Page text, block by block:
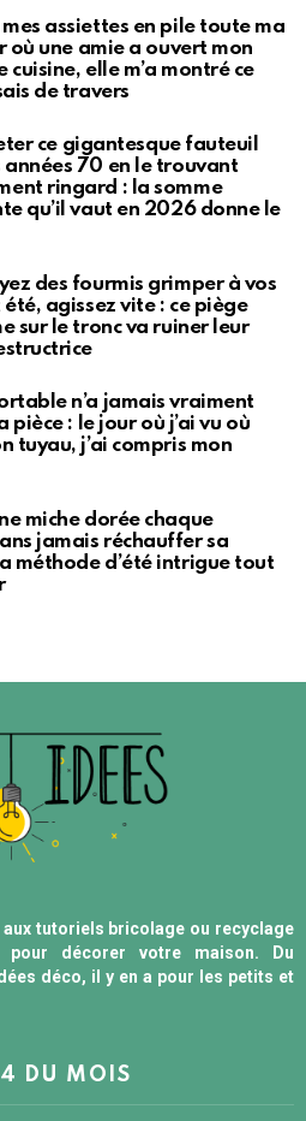
mes assiettes en pile toute ma
où une amie a ouvert mon
cuisine, elle m’a montré ce
de travers
ce gigantesque fauteuil
années 70 en le trouvant
ringard : la somme
qu’il vaut en 2026 donne le
des fourmis grimper à vos
agissez vite : ce piège
sur le tronc va ruiner leur
n’a jamais vraiment
pièce : le jour où j’ai vu où
tuyau, j’ai compris mon
miche dorée chaque
jamais réchauffer sa
méthode d’été intrigue tout
aux tutoriels bricolage ou recyclage
pour décorer votre maison. Du
déco, il y en a pour les petits et
DU MOIS